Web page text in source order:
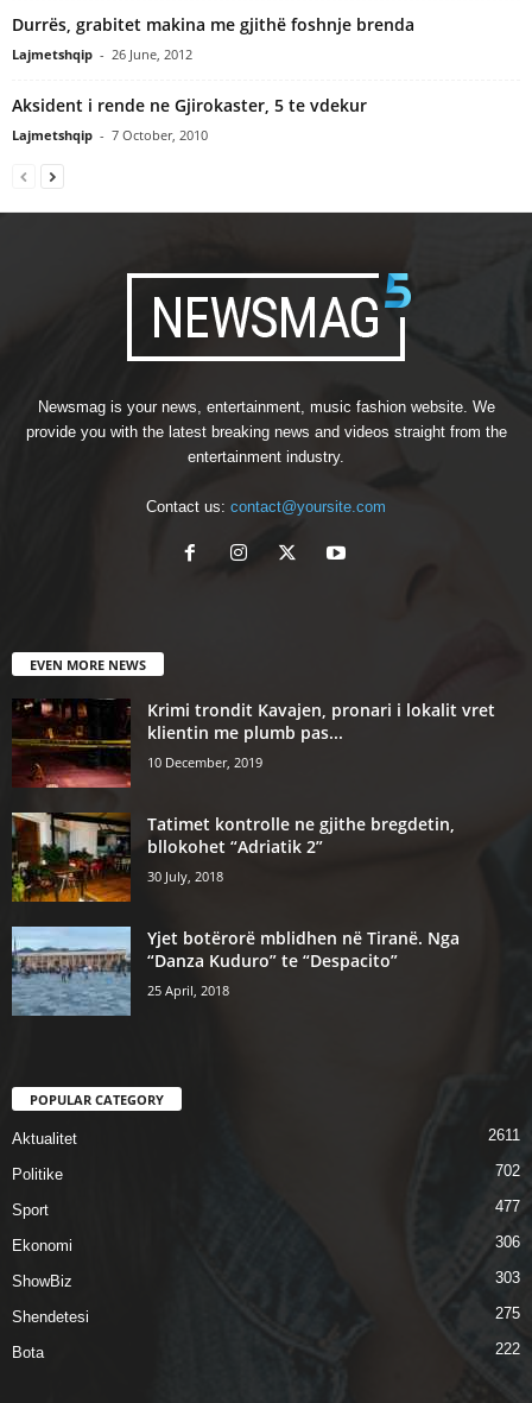
Durrës, grabitet makina me gjithë foshnje brenda
Lajmetshqip - 26 June, 2012
Aksident i rende ne Gjirokaster, 5 te vdekur
Lajmetshqip - 7 October, 2010
Newsmag is your news, entertainment, music fashion website. We
provide you with the latest breaking news and videos straight from the
entertainment industry.
Contact us: contact@yoursite.com
EVEN MORE NEWS
Krimi trondit Kavajen, pronari i lokalit vret
klientin me plumb pas...
10 December, 2019
Tatimet kontrolle ne gjithe bregdetin,
bllokohet “Adriatik 2”
30 July, 2018
Yjet botërorë mblidhen në Tiranë. Nga
“Danza Kuduro” te “Despacito”
25 April, 2018
POPULAR CATEGORY
Aktualitet 2611
Politike 702
Sport 477
Ekonomi 306
ShowBiz 303
Shendetesi 275
Bota 222